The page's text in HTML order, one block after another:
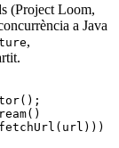
(Project Loom,
a Java
,
();
()
))